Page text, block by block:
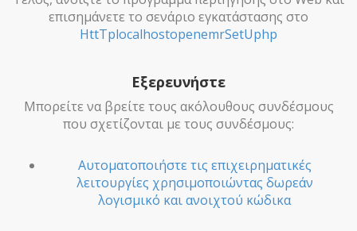
επισημάνετε το σενάριο εγκατάστασης στο
HttTplocalhostopenemrSetUphp
Εξερευνήστε
Μπορείτε να βρείτε τους ακόλουθους συνδέσμους
που σχετίζονται με τους συνδέσμους:
Αυτοματοποιήστε τις επιχειρηματικές
λειτουργίες χρησιμοποιώντας δωρεάν
λογισμικό και ανοιχτού κώδικα